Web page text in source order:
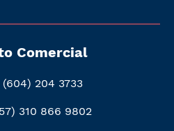
Comercial
(604) 204 3733
310 866 9802